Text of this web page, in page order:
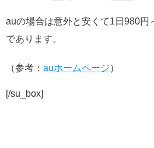
auの場合は意外と安くて1日980円
であります。
（参考： auホームページ）
[/su_box]